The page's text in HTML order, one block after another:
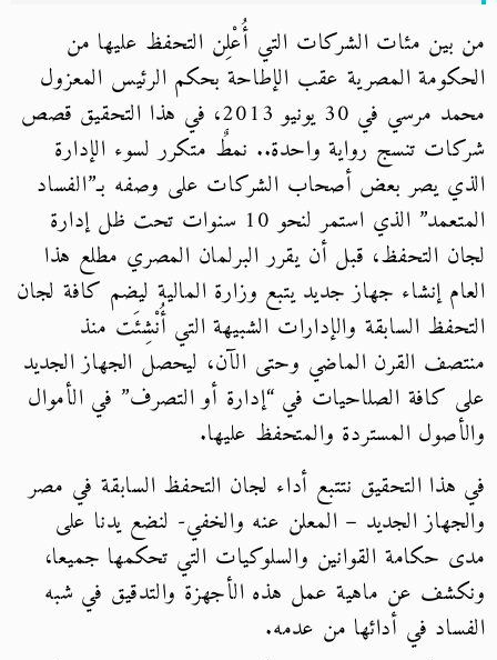
من بين مئات الشركات التي أُعْلِن التحفظ عليها من
الحكومة المصرية عقب الإطاحة بحكم الرئيس المعزول
محمد مرسي في 30 يونيو 2013، في هذا التحقيق قصص
شركات تنسج رواية واحدة.. نمطٌ متكرر لسوء الإدارة
الذي يصر بعض أصحاب الشركات على وصفه بـ”الفساد
المتعمد” الذي استمر لنحو 10 سنوات تحت ظل إدارة
لجان التحفظ، قبل أن يقرر البرلمان المصري مطلع هذا
العام إنشاء جهاز جديد يتبع وزارة المالية ليضم كافة لجان
التحفظ السابقة والإدارات الشبيهة التي أُنْشِئَت منذ
منتصف القرن الماضي وحتى الآن، ليحصل الجهاز الجديد
على كافة الصلاحيات في “إدارة أو التصرف” في الأموال
والأصول المستردة والمتحفظ عليها.
في هذا التحقيق نتتبع أداء لجان التحفظ السابقة في مصر
والجهاز الجديد – المعلن عنه والخفي- لنضع يدنا على
مدى حكامة القوانين والسلوكيات التي تحكمها جميعا،
ونكشف عن ماهية عمل هذه الأجهزة والتدقيق في شبه
الفساد في أدائها من عدمه.